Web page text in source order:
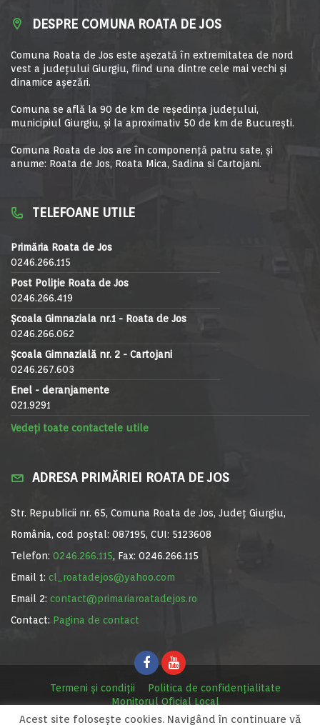
DESPRE COMUNA ROATA DE JOS
Comuna Roata de Jos este aşezată în extremitatea de nord
vest a judeţului Giurgiu, fiind una dintre cele mai vechi şi
dinamice aşezări.
Comuna se află la 90 de km de reşedinţa judeţului,
municipiul Giurgiu, şi la aproximativ 50 de km de Bucureşti.
Comuna Roata de Jos are în componență patru sate, și
anume: Roata de Jos, Roata Mica, Sadina si Cartojani.
TELEFOANE UTILE
Primăria Roata de Jos
0246.266.115
Post Poliție Roata de Jos
0246.266.419
Școala Gimnaziala nr.1 - Roata de Jos
0246.266.062
Școala Gimnazială nr. 2 - Cartojani
0246.267.603
Enel - deranjamente
021.9291
Vedeți toate contactele utile
ADRESA PRIMĂRIEI ROATA DE JOS
Str. Republicii nr. 65, Comuna Roata de Jos, Județ Giurgiu,
România, cod poștal: 087195, CUI: 5123608
Telefon: 0246.266.115, Fax: 0246.266.115
Email 1: cl_roatadejos@yahoo.com
Email 2: contact@primariaroatadejos.ro
Contact: Pagina de contact
Termeni și condiții
Politica de confidențialitate
Monitorul Oficial Local
Acest site foloseşte cookies. Navigând în continuare vă